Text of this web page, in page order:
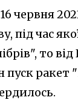
червня
під час
то
пуск ракет